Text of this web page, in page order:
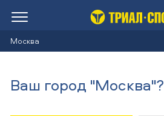
Москва
Ваш город "Москва"?